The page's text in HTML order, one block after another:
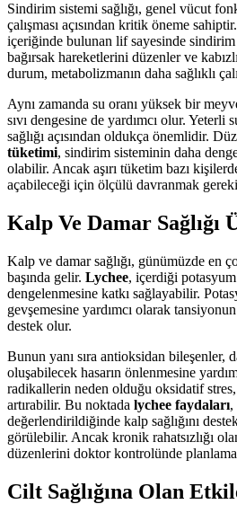
Sindirim sistemi sağlığı, genel vücut
çalışması açısından kritik öneme sahiptir.
içeriğinde bulunan lif sayesinde
bağırsak hareketlerini düzenler ve
durum, metabolizmanın daha sağlıklı
Aynı zamanda su oranı yüksek bir
sıvı dengesine de yardımcı olur. Yeterli
sağlığı açısından oldukça önemlidir.
tüketimi, sindirim sisteminin daha
olabilir. Ancak aşırı tüketim bazı
açabileceği için ölçülü davranmak
Kalp Ve Damar Sağlığı
Kalp ve damar sağlığı, günümüzde en
başında gelir. Lychee, içerdiği potasyum
dengelenmesine katkı sağlayabilir.
gevşemesine yardımcı olarak
destek olur.
Bunun yanı sıra antioksidan bileşenler,
oluşabilecek hasarın önlenmesine
radikallerin neden olduğu oksidatif
artırabilir. Bu noktada lychee faydaları,
değerlendirildiğinde kalp sağlığını
görülebilir. Ancak kronik rahatsızlığı
düzenlerini doktor kontrolünde
Cilt Sağlığına Olan